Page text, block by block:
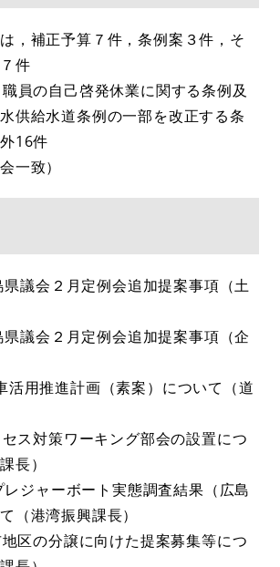
，補正予算７件，条例案３件，そ
件
員の自己啓発休業に関する条例及
供給水道条例の一部を改正する条
16件
一致）
議会２月定例会追加提案事項（土
議会２月定例会追加提案事項（企
用推進計画（素案）について（道
ス対策ワーキング部会の設置につ
長）
ジャーボート実態調査結果（広島
（港湾振興課長）
区の分譲に向けた提案募集等につ